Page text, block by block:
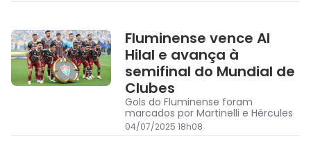
Fluminense vence Al
Hilal e avança à
semifinal do Mundial de
Clubes
Gols do Fluminense foram
marcados por Martinelli e Hércules
04/07/2025 18h08